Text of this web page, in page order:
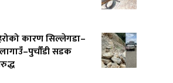
कारण सिल्लेगडा–
सडक